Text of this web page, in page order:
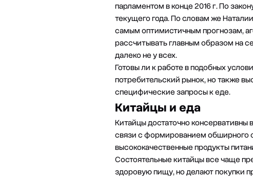
парламентом в конце 2016 г. По
текущего года. По словам же
самым оптимистичным прогнозам,
рассчитывать главным образом на
далеко не у всех.
Готовы ли к работе в подобных
потребительский рынок, но также
специфические запросы к еде.
Китайцы и еда
Китайцы достаточно
связи с формированием обширного
высококачественные продукты
Состоятельные китайцы все чаще
здоровую пищу, но делают покупки